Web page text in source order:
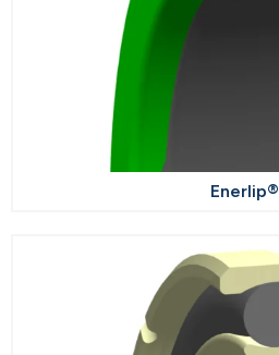
Enerlip®